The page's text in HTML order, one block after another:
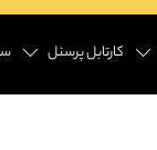
کارتابل پرسنل